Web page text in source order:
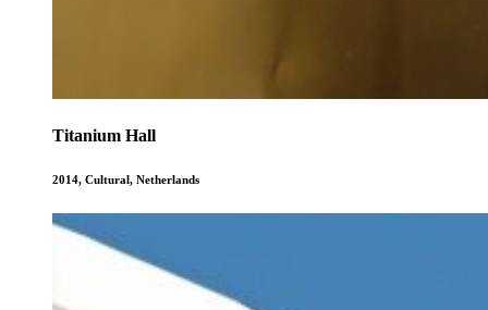
Titanium Hall
2014, Cultural, Netherlands